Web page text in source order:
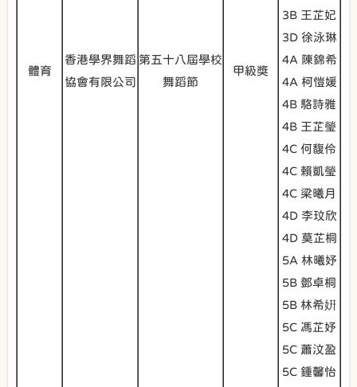
體育
香港學界舞蹈
協會有限公司
第五十八屆學校
舞蹈節
甲級獎
3B 王芷妃
3D 徐泳琳
4A 陳錦希
4A 柯愷媛
4B 駱詩雅
4B 王芷瑩
4C 何馥伶
4C 賴凱瑩
4C 梁曦月
4D 李玟欣
4D 莫芷桐
5A 林曦妤
5B 鄧卓桐
5B 林希姸
5C 馮芷妤
5C 蕭汶盈
5C 鍾馨怡